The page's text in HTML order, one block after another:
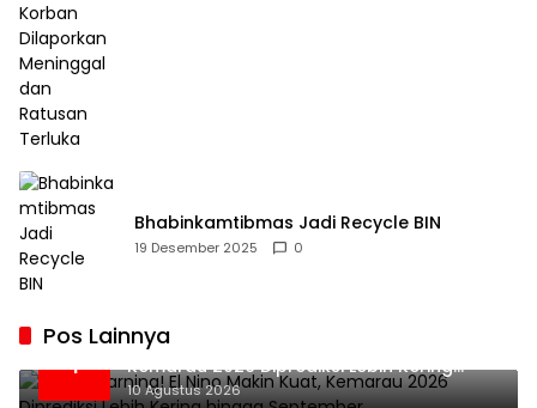
Bhabinkamtibmas Jadi Recycle BIN
19 Desember 2025 0
Pos Lainnya
1
BMKG Warning! El Nino Makin Kuat,
Kemarau 2026 Diprediksi Lebih Kering
hingga September
10 Agustus 2026